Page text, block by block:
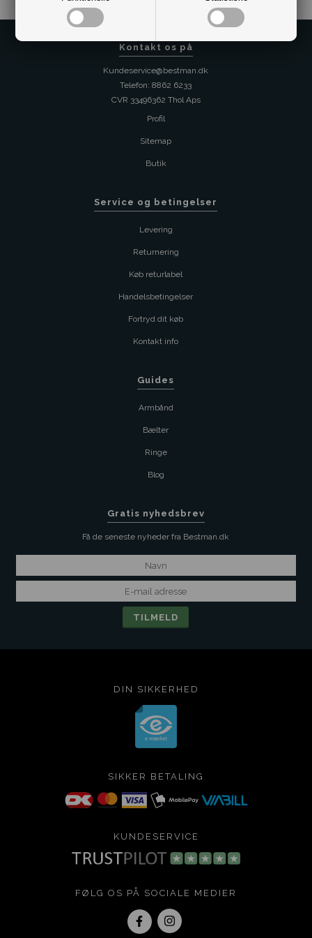
Kontakt os på
Kundeservice@bestman.dk
Telefon: 8862 6233
CVR 33496362 Thol Aps
Profil
Sitemap
Butik
Service og betingelser
Levering
Returnering
Køb returlabel
Handelsbetingelser
Fortryd dit køb
Kontakt info
Guides
Armbånd
Bælter
Ringe
Blog
Gratis nyhedsbrev
Få de seneste nyheder fra Bestman.dk
DIN SIKKERHED
SIKKER BETALING
KUNDESERVICE
FØLG OS PÅ SOCIALE MEDIER